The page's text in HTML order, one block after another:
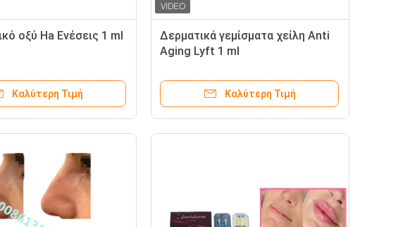
οξύ Ha Ενέσεις 1 ml
Καλύτερη Τιμή
Δερματικά γεμίσματα χείλη Anti
Aging Lyft 1 ml
Καλύτερη Τιμή